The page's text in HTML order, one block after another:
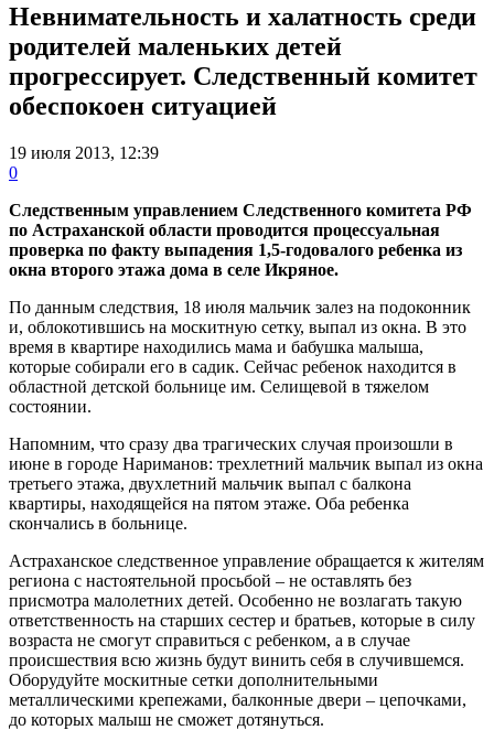
Невнимательность и халатность среди
родителей маленьких детей
прогрессирует. Следственный комитет
обеспокоен ситуацией
19 июля 2013, 12:39
0
Следственным управлением Следственного комитета РФ
по Астраханской области проводится процессуальная
проверка по факту выпадения 1,5-годовалого ребенка из
окна второго этажа дома в селе Икряное.
По данным следствия, 18 июля мальчик залез на подоконник
и, облокотившись на москитную сетку, выпал из окна. В это
время в квартире находились мама и бабушка малыша,
которые собирали его в садик. Сейчас ребенок находится в
областной детской больнице им. Селищевой в тяжелом
состоянии.
Напомним, что сразу два трагических случая произошли в
июне в городе Нариманов: трехлетний мальчик выпал из окна
третьего этажа, двухлетний мальчик выпал с балкона
квартиры, находящейся на пятом этаже. Оба ребенка
скончались в больнице.
Астраханское следственное управление обращается к жителям
региона с настоятельной просьбой – не оставлять без
присмотра малолетних детей. Особенно не возлагать такую
ответственность на старших сестер и братьев, которые в силу
возраста не смогут справиться с ребенком, а в случае
происшествия всю жизнь будут винить себя в случившемся.
Оборудуйте москитные сетки дополнительными
металлическими крепежами, балконные двери – цепочками,
до которых малыш не сможет дотянуться.